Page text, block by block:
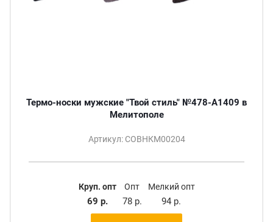
Термо-носки мужские "Твой стиль" №478-A1409 в
Мелитополе
Артикул: СОВНКМ00204
Круп. опт
69 р.
Опт
78 р.
Мелкий опт
94 р.